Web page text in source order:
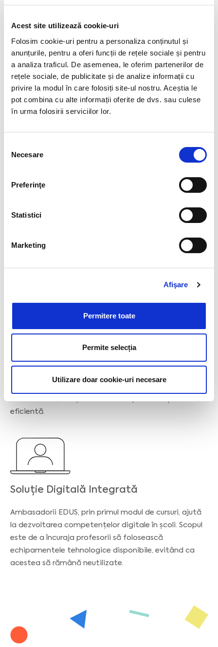
Acest site utilizează cookie-uri
Folosim cookie-uri pentru a personaliza conținutul și
anunțurile, pentru a oferi funcții de rețele sociale și pentru
a analiza traficul. De asemenea, le oferim partenerilor de
rețele sociale, de publicitate și de analize informații cu
privire la modul în care folosiți site-ul nostru. Aceștia le
pot combina cu alte informații oferite de dvs. sau culese
în urma folosirii serviciilor lor.
consimțământului
Necesare
Preferinţe
Statistici
Marketing
Afişare
Permitere toate
Permite selecția
Utilizare doar cookie-uri necesare
Învățare prin practică
Cursurile EDUS pun accent pe exerciții practice și
studii de caz, astfel încât profesorii să poată aplica la
concrete și exemple relevante, aceștia dobândesc
abilități ușor de implementat în activitatea de zi cu
zi.
Performanță
Cu ajutorul cursurilor EDUS, profesorii schimbă modul în
care elevii percep școala. Împreună combatem ideea
acces la informații noi sau utile pentru dezvoltarea lor.
Sesiunile de formare sunt dinamice și bazate pe
interacțiune. Profesorii au oportunitatea de a
eficientă.
Soluție Digitală Integrată
Ambasadorii EDUS, prin primul modul de cursuri, ajută
la dezvoltarea competențelor digitale în școli. Scopul
este de a încuraja profesorii să folosească
echipamentele tehnologice disponibile, evitând ca
acestea să rămână neutilizate.